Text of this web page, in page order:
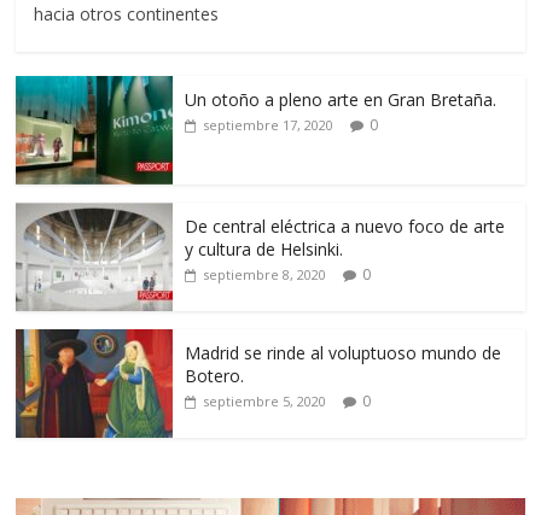
hacia otros continentes
Un otoño a pleno arte en Gran Bretaña.
septiembre 17, 2020 0
De central eléctrica a nuevo foco de arte
y cultura de Helsinki.
septiembre 8, 2020 0
Madrid se rinde al voluptuoso mundo de
Botero.
septiembre 5, 2020 0